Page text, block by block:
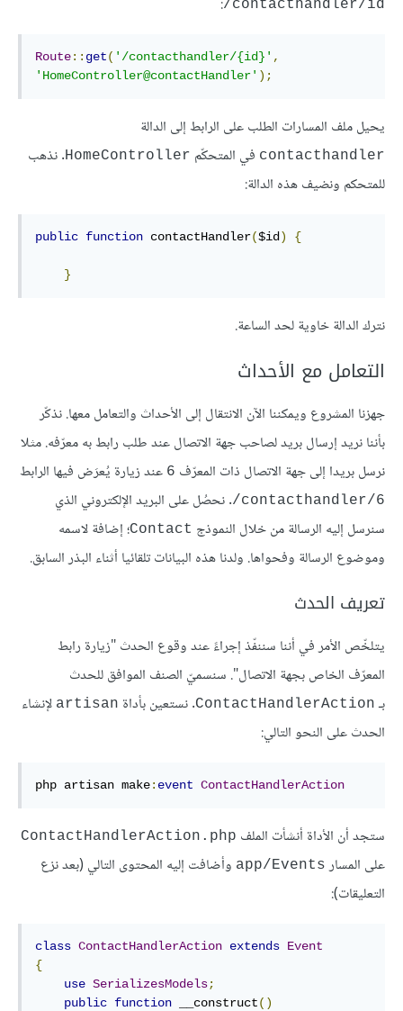
contacthandler/id/
:
Route:: get( '/contacthandler/{id}' ,
'HomeController@contactHandler' );
يحيل ملف المسارات الطلب على الرابط إلى الدالة
contacthandler في المتحكّم HomeController. نذهب
للمتحكم ونضيف هذه الدالة:
public function contactHandler($id) {
}
نترك الدالة خاوية لحد الساعة.
التعامل مع الأحداث
جهزنا المشروع ويمكننا الآن الانتقال إلى الأحداث والتعامل معها. نذكّر
بأننا نريد إرسال بريد لصاحب جهة الاتصال عند طلب رابط به معرّفه. مثلا
نرسل بريدا إلى جهة الاتصال ذات المعرّف 6 عند زيارة يُعرَض فيها الرابط
contacthandler/6/
. نحصُل على البريد الإلكتروني الذي
سنرسل إليه الرسالة من خلال النموذج Contact؛ إضافة لاسمه
وموضوع الرسالة وفحواها. ولدنا هذه البيانات تلقائيا أثناء البذر السابق.
تعريف الحدث
يتلخّص الأمر في أننا سننفّذ إجراءً عند وقوع الحدث "زيارة رابط
المعرّف الخاص بجهة الاتصال". سنسميّ الصنف الموافق للحدث
بـ ContactHandlerAction. نستعين بأداة artisan لإنشاء
الحدث على النحو التالي:
php artisan make: event ContactHandlerAction
ستجد أن الأداة أنشأت الملف ContactHandlerAction.php
على المسار app/Events وأضافت إليه المحتوى التالي (بعد نزع
التعليقات):
class ContactHandlerAction extends Event
{
use SerializesModels;
public function __construct()